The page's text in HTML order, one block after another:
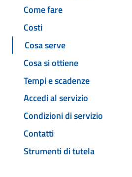
Come fare
Costi
Cosa serve
Cosa si ottiene
Tempi e scadenze
Accedi al servizio
Condizioni di servizio
Contatti
Strumenti di tutela